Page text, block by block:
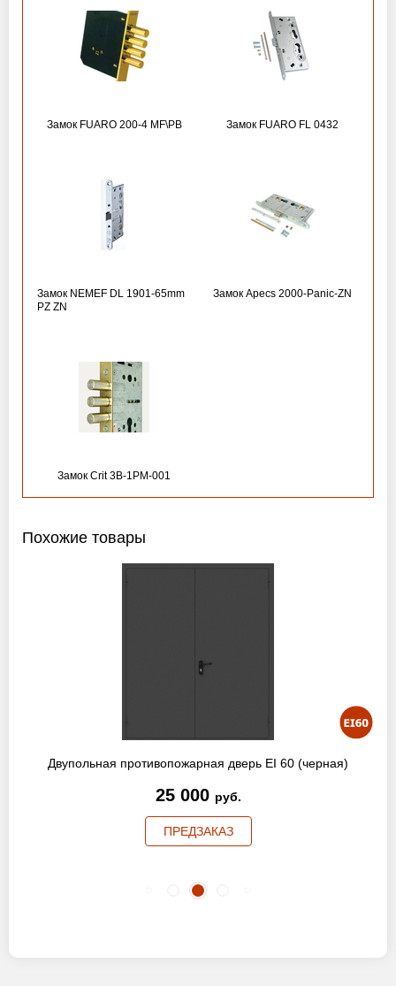
Замок FUARO 200-4 MF\РВ Замок FUARO FL 0432
Замок NEMEF DL 1901-65mm
PZ ZN
Замок Apecs 2000-Panic-ZN
Замок Crit 3B-1PM-001
Похожие товары
Двупольная противопожарная дверь EI 60 (черная)
25 000 руб.
ПРЕДЗАКАЗ